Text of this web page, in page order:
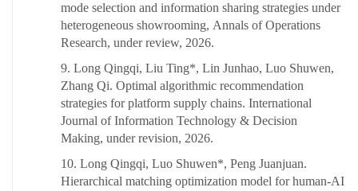
mode selection and information sharing strategies under
heterogeneous showrooming, Annals of Operations
Research, under review, 2026.
9. Long Qingqi, Liu Ting*, Lin Junhao, Luo Shuwen,
Zhang Qi. Optimal algorithmic recommendation
strategies for platform supply chains. International
Journal of Information Technology & Decision
Making, under revision, 2026.
10. Long Qingqi, Luo Shuwen*, Peng Juanjuan.
Hierarchical matching optimization model for human-AI